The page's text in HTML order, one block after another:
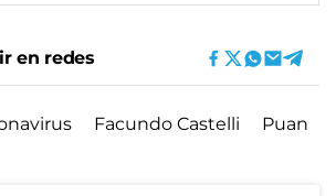
en redes
Facundo Castelli Puan